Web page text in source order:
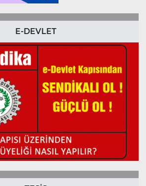
E-DEVLET